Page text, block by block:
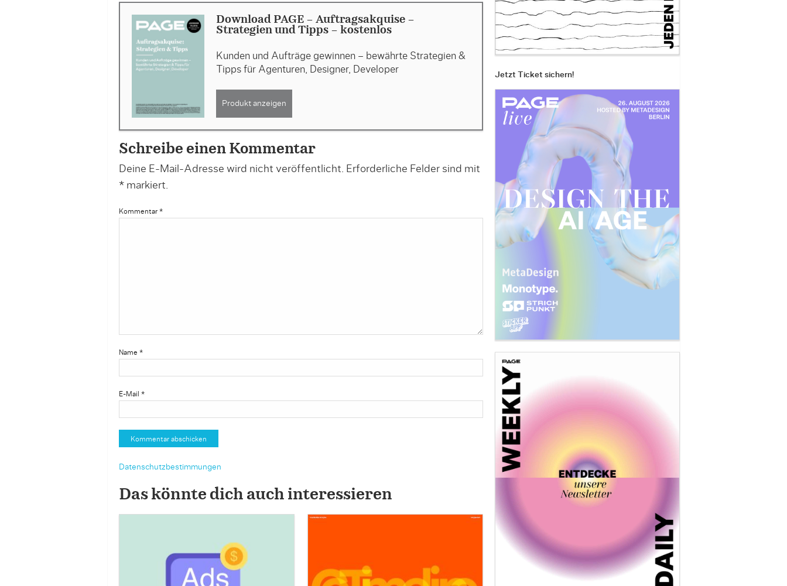
Download PAGE - Auftragsakquise -
Strategien und Tipps - kostenlos
Kunden und Aufträge gewinnen – bewährte Strategien &
Tipps für Agenturen, Designer, Developer
Produkt anzeigen
Schreibe einen Kommentar
Deine E-Mail-Adresse wird nicht veröffentlicht. Erforderliche Felder sind mit
*markiert.
Kommentar *
Name *
E-Mail *
Datenschutzbestimmungen
Das könnte dich auch interessieren
Jetzt Ticket sichern!